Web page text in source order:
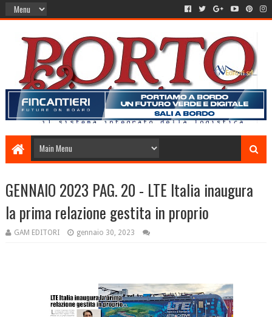
GENNAIO 2023 PAG. 20 - LTE Italia inaugura
la prima relazione gestita in proprio
GAM EDITORI gennaio 30, 2023